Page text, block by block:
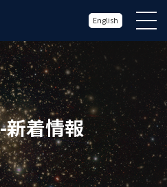
English
新着情報